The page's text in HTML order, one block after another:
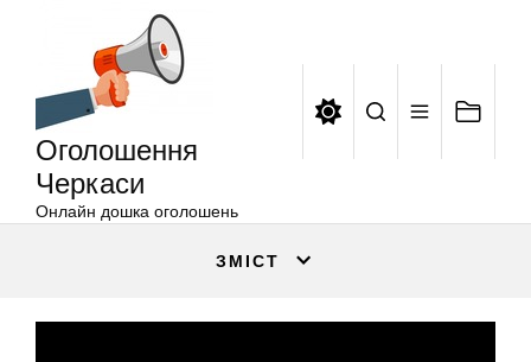
Оголошення
Черкаси
Онлайн дошка оголошень
ЗМІСТ